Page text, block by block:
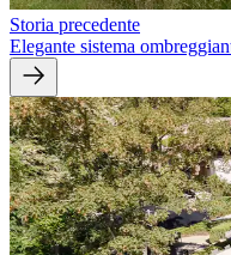
Storia precedente
Elegante sistema